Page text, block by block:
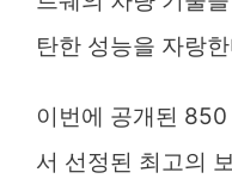
탄한 성능을 자랑
이번에 공개된
서 선정된 최고의